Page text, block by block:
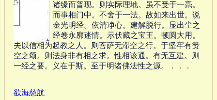
诸缘而普现。则实际理地。虽不受于一毫。
而事相门中。不舍于一法。故如来出世。说
金光明经。依清净心。建解脱行。显出尘之
经卷永廓迷情。示伏藏之宝王。顿圆大用。
夫以信相为起教之人。则菩萨无滞空之行。于坚牢有赞
空之颂。则法身非有相之求。性相该通。有无互建。则
一经之要。义在于斯。至于明诸佛法性之源。．．．
欲海慈航